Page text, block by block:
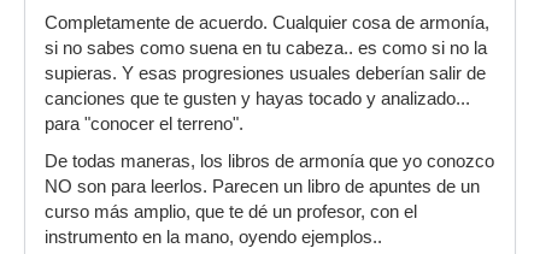
Completamente de acuerdo. Cualquier cosa de armonía,
si no sabes como suena en tu cabeza.. es como si no la
supieras. Y esas progresiones usuales deberían salir de
canciones que te gusten y hayas tocado y analizado...
para "conocer el terreno".
De todas maneras, los libros de armonía que yo conozco
NO son para leerlos. Parecen un libro de apuntes de un
curso más amplio, que te dé un profesor, con el
instrumento en la mano, oyendo ejemplos..